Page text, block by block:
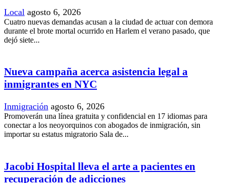
Local agosto 6, 2026
Cuatro nuevas demandas acusan a la ciudad de actuar con demora
durante el brote mortal ocurrido en Harlem el verano pasado, que
dejó siete...
Nueva campaña acerca asistencia legal a
inmigrantes en NYC
Inmigración agosto 6, 2026
Promoverán una línea gratuita y confidencial en 17 idiomas para
conectar a los neoyorquinos con abogados de inmigración, sin
importar su estatus migratorio Sala de...
Jacobi Hospital lleva el arte a pacientes en
recuperación de adicciones